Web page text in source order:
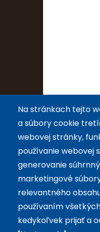
Päta
Na stránkach tejto
a súbory cookie
webovej stránky,
používanie webovej
generovanie
marketingové
relevantného
používaním
kedykoľvek prijať a